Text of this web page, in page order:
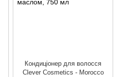
Кондиціонер для волосся
Clever Cosmetics - Morocco